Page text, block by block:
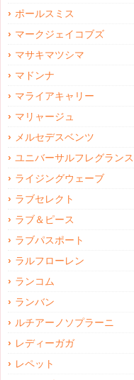
ポールスミス
マークジェイコブズ
マサキマツシマ
マドンナ
マライアキャリー
マリャージュ
メルセデスベンツ
ユニバーサルフレグランス
ライジングウェーブ
ラブセレクト
ラブ＆ピース
ラブパスポート
ラルフローレン
ランコム
ランバン
ルチアーノソプラーニ
レディーガガ
レペット